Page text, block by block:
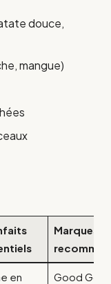
douce,
mangue)
Marques
en
Good